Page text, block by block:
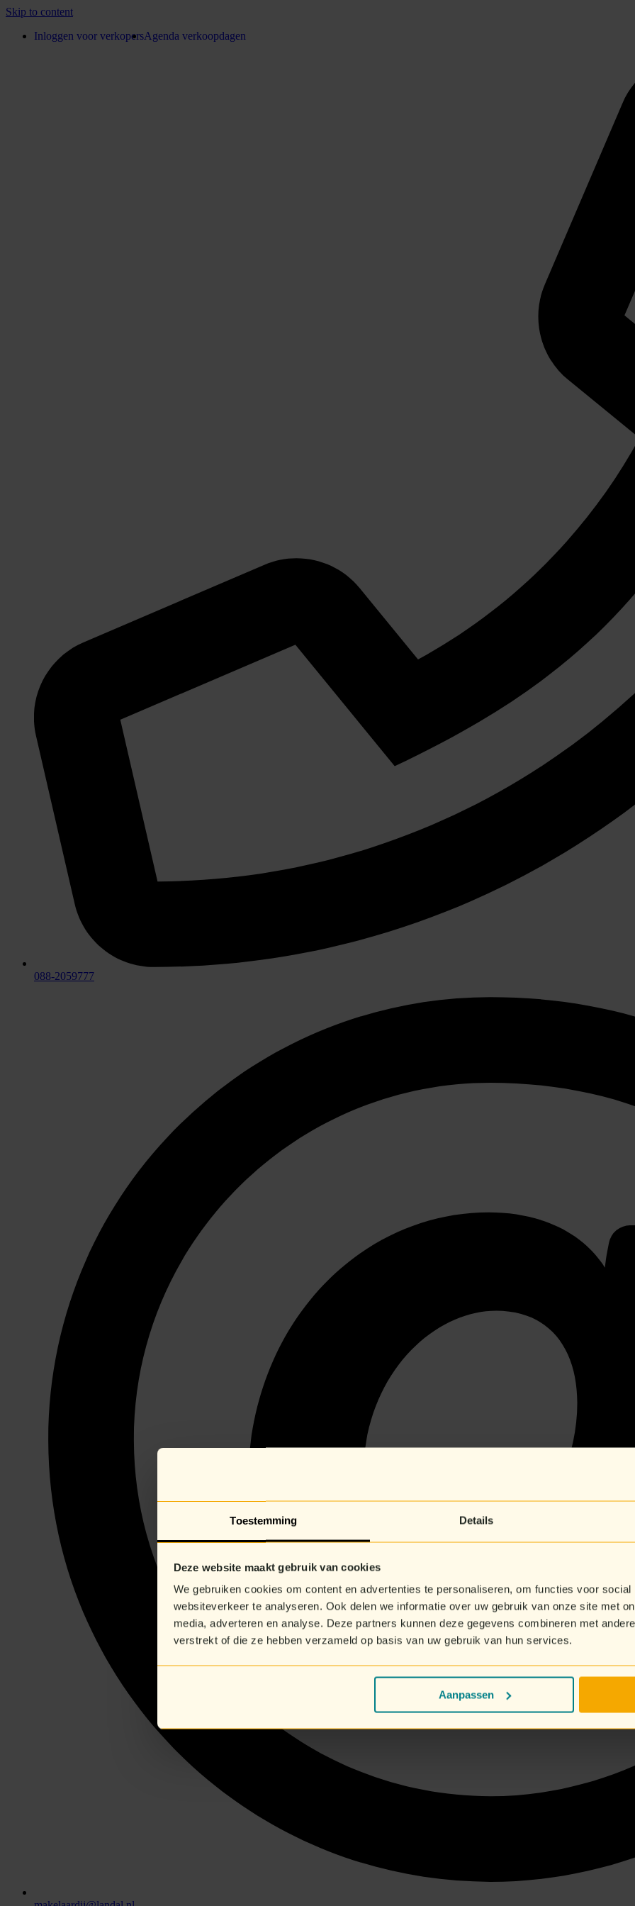
Toestemming Details
Deze website maakt gebruik van cookies
We gebruiken cookies om content en advertenties te personaliseren, om functies voor
websiteverkeer te analyseren. Ook delen we informatie over uw gebruik van onze site met
media, adverteren en analyse. Deze partners kunnen deze gegevens combineren met
verstrekt of die ze hebben verzameld op basis van uw gebruik van hun services.
Aanpassen
Skip to content
Inloggen voor verkopersAgenda verkoopdagen
088-2059777